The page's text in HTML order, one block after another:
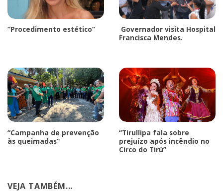
“Procedimento estético”
Governador visita Hospital
Francisca Mendes.
“Campanha de prevenção
às queimadas”
“Tirullipa fala sobre
prejuízo após incêndio no
Circo do Tirú”
VEJA TAMBÉM...